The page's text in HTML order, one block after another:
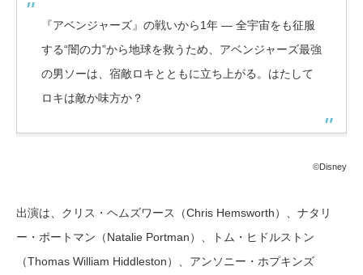
『アベンジャーズ』の戦いから1年 ― 全宇宙をも征服
する“闇の力”から地球を救うため、アベンジャーズ最強
の男ソーは、宿敵ロキとともに立ち上がる。はたして
ロキは敵か味方か？
©Disney
出演は、クリス・ヘムズワース（Chris Hemsworth）、ナタリ
ー・ポートマン（Natalie Portman）、トム・ヒドルストン
（Thomas William Hiddleston）、アンソニー・ホプキンズ